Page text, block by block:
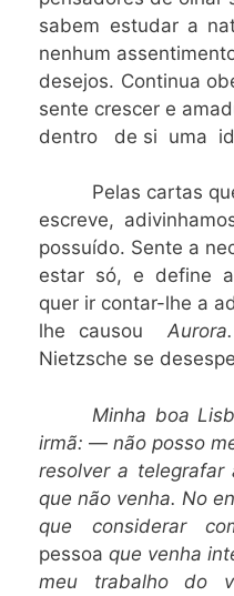
sabem estudar a
nenhum
desejos. Continua
sente crescer e
dentro de si uma
Pelas cartas
escreve,
possuído. Sente a
estar só, e define
quer ir contar-lhe a
lhe causou
Nietzsche se
Minha boa
irmã:—não posso
resolver a telegrafar
que não venha. No
que considerar
pessoaque venha
meu trabalho do